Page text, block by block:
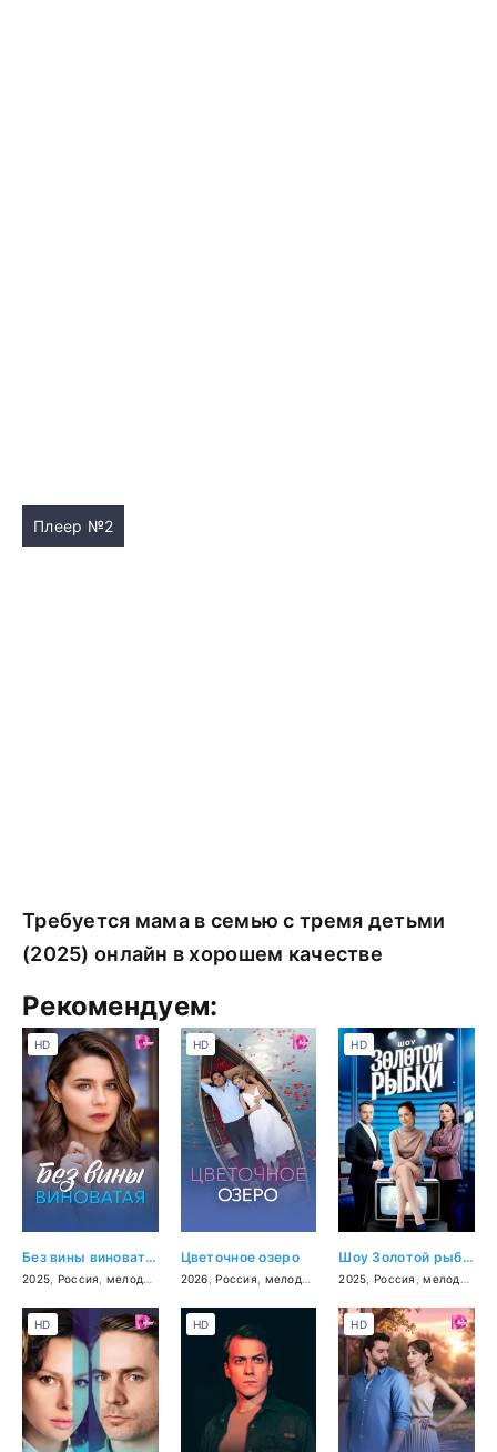
Плеер №2
Требуется мама в семью с тремя детьми
(2025) онлайн в хорошем качестве
Рекомендуем:
Без вины виноватая
2025 Россия мелодрама
HD
Цветочное озеро
2026 ,Россия мелодрама
HD
Шоу Золотой рыбки
2025 Россия ,мелодрама
HD
HD HD HD